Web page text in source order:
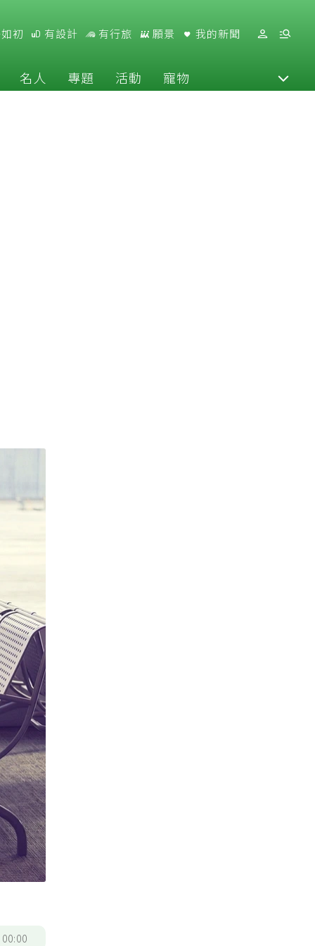
初 有設計 有行旅 願景 我的新聞
名人 專題 活動 寵物
00:00